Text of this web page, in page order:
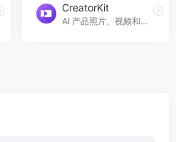
CreatorKit
AI 产品照片、视频和广告制作器